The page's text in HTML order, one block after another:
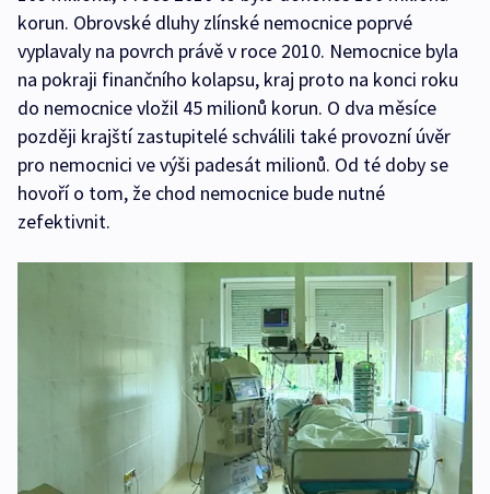
korun. Obrovské dluhy zlínské nemocnice poprvé
vyplavaly na povrch právě v roce 2010. Nemocnice byla
na pokraji finančního kolapsu, kraj proto na konci roku
do nemocnice vložil 45 milionů korun. O dva měsíce
později krajští zastupitelé schválili také provozní úvěr
pro nemocnici ve výši padesát milionů. Od té doby se
hovoří o tom, že chod nemocnice bude nutné
zefektivnit.